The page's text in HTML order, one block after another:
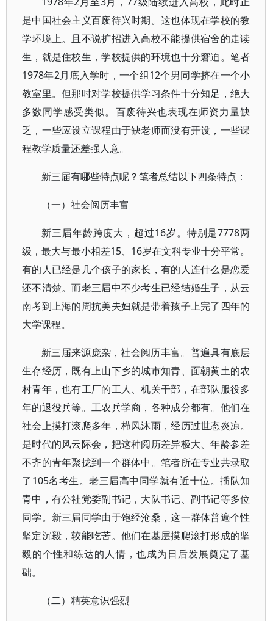
是中国社会主义百废待兴时期。这也体现在学校的教
学环境上。且不说扩招进入高校不能提供宿舍的走读
生，就是住校生，学校提供的环境也十分窘迫。笔者
1978年2月底入学时，一个组12个男同学挤在一个小
教室里。但那时对学校提供学习条件十分知足，绝大
多数同学感受类似。百废待兴也表现在师资力量缺
乏，一些应设立课程由于缺老师而没有开设，一些课
程教学质量还差强人意。
新三届有哪些特点呢？笔者总结以下四条特点：
（一）社会阅历丰富
新三届年龄跨度大，超过16岁。特别是7778两
级，最大与最小相差15、16岁在文科专业十分平常。
有的人已经是几个孩子的家长，有的人连什么是恋爱
还不清楚。而老三届中不少考生已经结婚生子，从云
南考到上海的周抗美夫妇就是带着孩子上完了四年的
大学课程。
新三届来源庞杂，社会阅历丰富。普遍具有底层
生存经历，既有上山下乡的城市知青、面朝黄土的农
村青年，也有工厂的工人、机关干部，在部队服役多
年的退役兵等。工农兵学商，各种成分都有。他们在
社会上摸打滚爬多年，栉风沐雨，经历过世态炎凉。
是时代的风云际会，把这种阅历差异极大、年龄参差
不齐的青年聚拢到一个群体中。笔者所在专业共录取
了105名考生。老三届高中同学就有近十位。插队知
青中，有公社党委副书记，大队书记、副书记等多位
同学。新三届同学由于饱经沧桑，这一群体普遍个性
坚定沉毅，较能吃苦。他们在基层摸爬滚打形成的坚
毅的个性和练达的人情，也成为日后发展奠定了基
础。
（二）精英意识强烈